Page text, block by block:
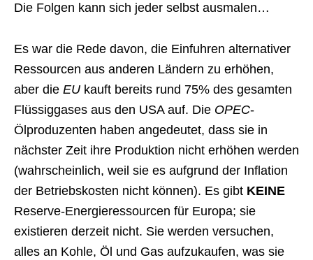
Die Folgen kann sich jeder selbst ausmalen…
Es war die Rede davon, die Einfuhren alternativer
Ressourcen aus anderen Ländern zu erhöhen,
aber die EU kauft bereits rund 75% des gesamten
Flüssiggases aus den USA auf. Die OPEC-
Ölproduzenten haben angedeutet, dass sie in
nächster Zeit ihre Produktion nicht erhöhen werden
(wahrscheinlich, weil sie es aufgrund der Inflation
der Betriebskosten nicht können). Es gibt KEINE
Reserve-Energieressourcen für Europa; sie
existieren derzeit nicht. Sie werden versuchen,
alles an Kohle, Öl und Gas aufzukaufen, was sie